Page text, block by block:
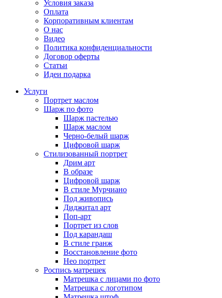
Условия заказа
Оплата
Корпоративным клиентам
О нас
Видео
Политика конфиденциальности
Договор оферты
Статьи
Идеи подарка
Услуги
Портрет маслом
Шарж по фото
Шарж пастелью
Шарж маслом
Черно-белый шарж
Цифровой шарж
Стилизованный портрет
Дрим арт
В образе
Цифровой шарж
В стиле Мурчиано
Под живопись
Диджитал арт
Поп-арт
Портрет из слов
Под карандаш
В стиле гранж
Восстановление фото
Нео портрет
Роспись матрешек
Матрешка с лицами по фото
Матрешка с логотипом